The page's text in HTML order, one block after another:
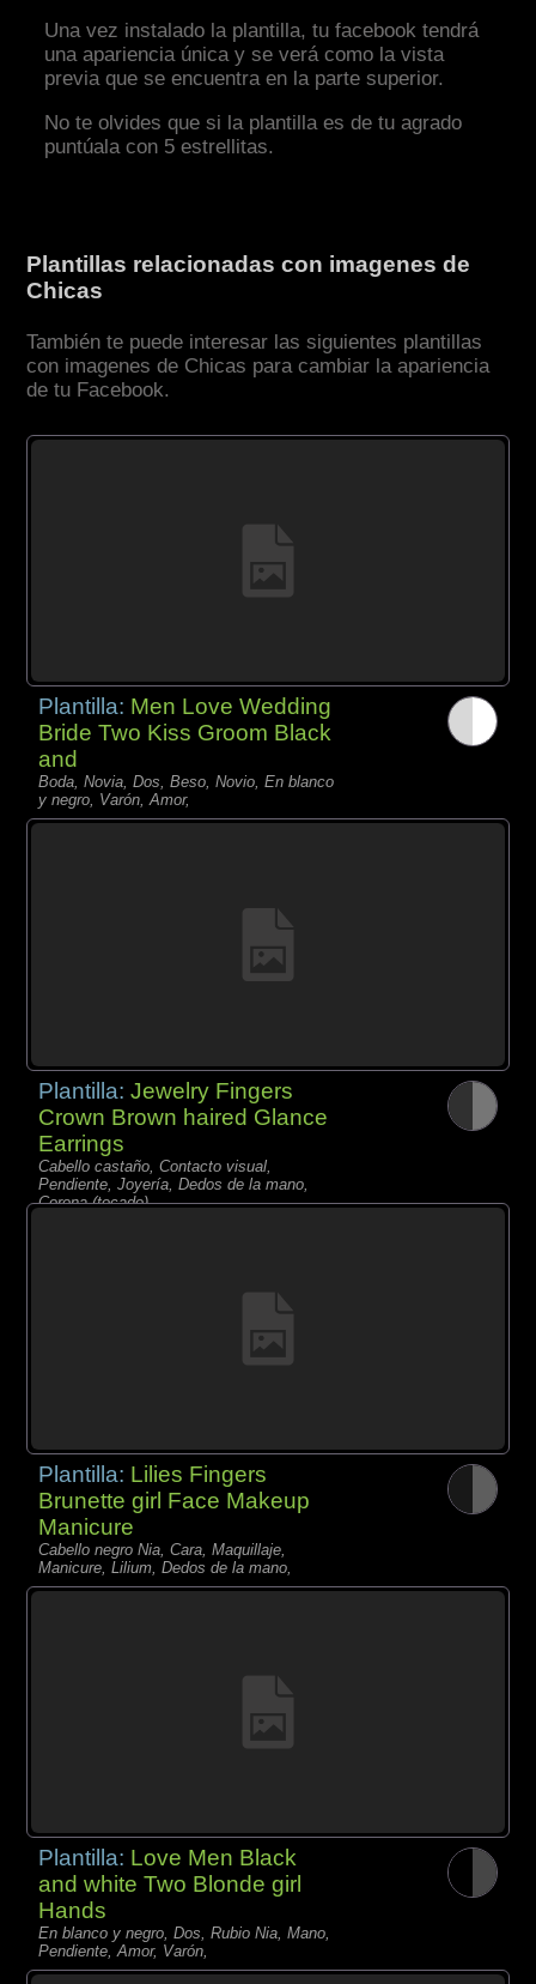
Una vez instalado la plantilla, tu facebook tendrá
una apariencia única y se verá como la vista
previa que se encuentra en la parte superior.
No te olvides que si la plantilla es de tu agrado
puntúala con 5 estrellitas.
Plantillas relacionadas con imagenes de
Chicas
También te puede interesar las siguientes plantillas
con imagenes de Chicas para cambiar la apariencia
de tu Facebook.
Plantilla: Men Love Wedding
Bride Two Kiss Groom Black
and
Boda, Novia, Dos, Beso, Novio, En blanco
y negro, Varón, Amor,
Plantilla:Jewelry Fingers
Crown Brown haired Glance
Earrings
Cabello castaño, Contacto visual,
Pendiente, Joyería, Dedos de la mano,
Corona (tocado),
Plantilla: Lilies Fingers
Brunette girl Face Makeup
Manicure
Cabello negro Nia, Cara, Maquillaje,
Manicure, Lilium, Dedos de la mano,
Plantilla: Love Men Black
and white Two Blonde girl
Hands
En blanco y negro, Dos, Rubio Nia, Mano,
Pendiente, Amor, Varón,